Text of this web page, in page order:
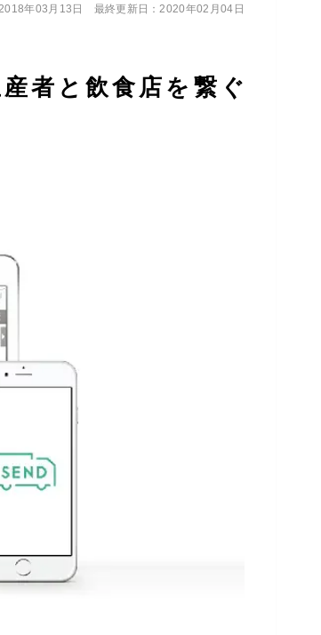
者と飲食店を繋ぐ
年03月13日 最終更新日：2020年02月04日